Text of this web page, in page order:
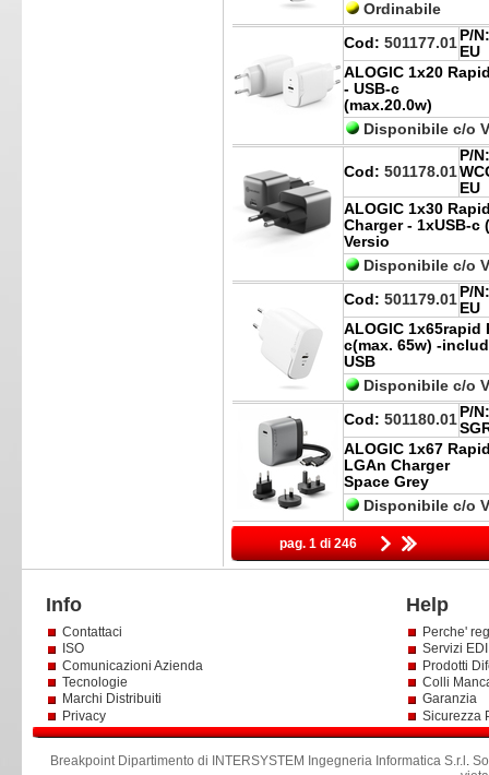
Ordinabile
Cod: 501177.01 P/N:
EU
ALOGIC 1x20
- USB-c
(max.20.0w)
Disponibile c/o
Cod: 501178.01
P/N:
EU
ALOGIC 1x30
Charger - 1xUSB-c
Versio
Disponibile c/o
Cod: 501179.01 P/N:
EU
ALOGIC 1x65rapid
c(max. 65w) -
USB
Disponibile c/o
Cod: 501180.01 P/N:
ALOGIC 1x67
LGAn Charger
Space Grey
Disponibile c/o
pag. 1 di 246
Info Help
Contattaci
ISO
Comunicazioni Azienda
Tecnologie
Marchi Distribuiti
Privacy
Perche'
Servizi
Prodotti
Colli
Garanzia
Sicurezza
Breakpoint Dipartimento di INTERSYSTEM Ingegneria Informatica S.r.l .